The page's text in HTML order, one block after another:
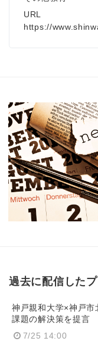
URL
https://
過去に配信した
神戸親和大学×神戸市
課題の解決策を提言
7/25 14:00